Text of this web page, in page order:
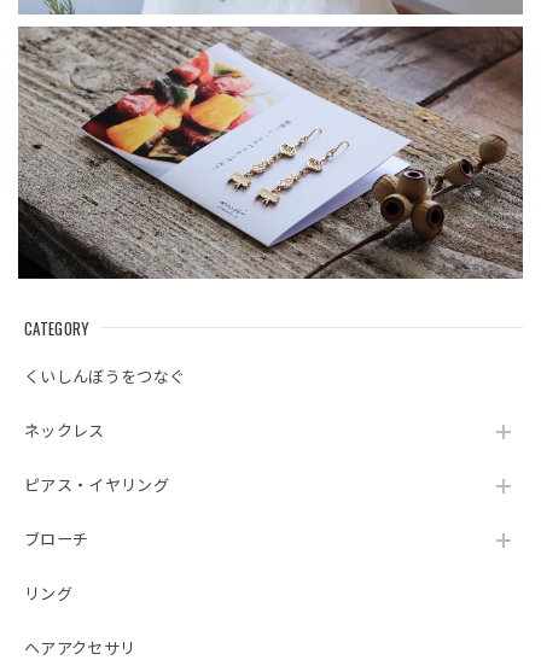
CATEGORY
くいしんぼうをつなぐ
ネックレス
ピアス・イヤリング
ブローチ
リング
ヘアアクセサリ